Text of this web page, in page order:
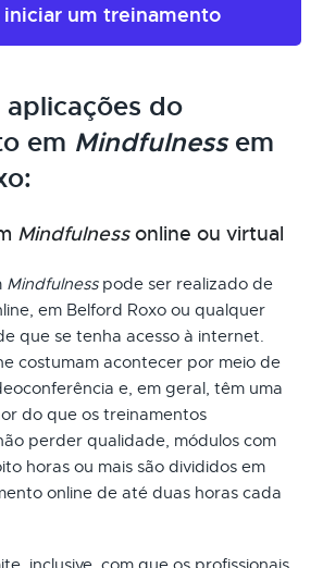
iniciar um treinamento
aplicações do
em Mindfulnessem
Mindfulnessonline ou virtual
Mindfulnesspode ser realizado de
em Belford Roxo ou qualquer
que se tenha acesso à internet.
costumam acontecer por meio de
e, em geral, têm uma
do que os treinamentos
perder qualidade, módulos com
horas ou mais são divididos em
online de até duas horas cada